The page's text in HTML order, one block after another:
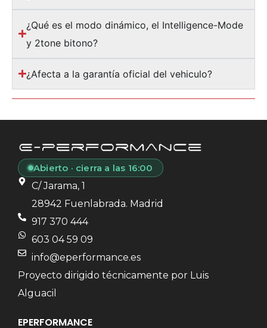
¿Qué es el modo dinámico, el Intelligence-Mode
y 2tone bitono?
¿Afecta a la garantía oficial del vehiculo?
Abierto · cierra a las 16:00
C/ Jarama, 1
28942 Fuenlabrada. Madrid
917 370 444
603 04 59 09
info@eperformance.es
Proyecto dirigido técnicamente por Luis
Alguacil
EPERFORMANCE